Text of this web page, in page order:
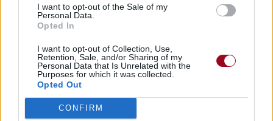
I want to opt-out of the Sale of my
Personal Data.
Opted In
I want to opt-out of Collection, Use,
Retention, Sale, and/or Sharing of my
Personal Data that Is Unrelated with the
Purposes for which it was collected.
Opted Out
CONFIRM